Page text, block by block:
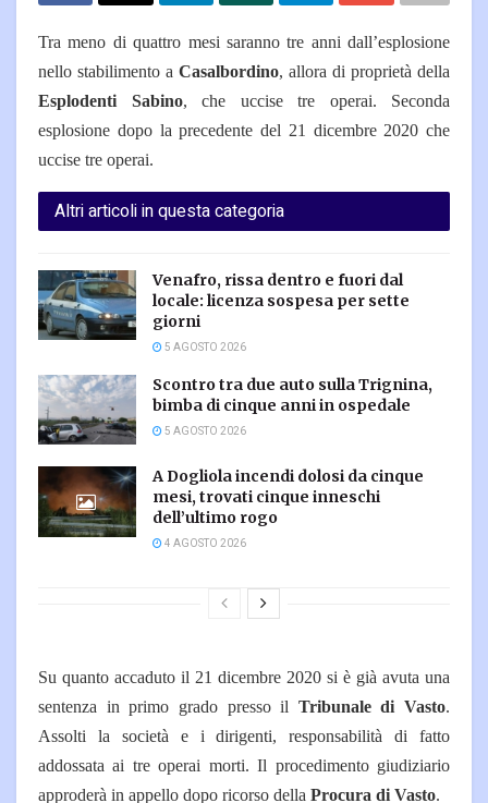
Tra meno di quattro mesi saranno tre anni dall’esplosione
nello stabilimento a Casalbordino, allora di proprietà della
Esplodenti Sabino, che uccise tre operai. Seconda
esplosione dopo la precedente del 21 dicembre 2020 che
uccise tre operai.
Altri articoli in questa categoria
Venafro, rissa dentro e fuori dal
locale: licenza sospesa per sette
giorni
5 AGOSTO 2026
Scontro tra due auto sulla Trignina,
bimba di cinque anni in ospedale
5 AGOSTO 2026
A Dogliola incendi dolosi da cinque
mesi, trovati cinque inneschi
dell’ultimo rogo
4 AGOSTO 2026
Su quanto accaduto il 21 dicembre 2020 si è già avuta una
sentenza in primo grado presso il Tribunale di Vasto.
Assolti la società e i dirigenti, responsabilità di fatto
addossata ai tre operai morti. Il procedimento giudiziario
approderà in appello dopo ricorso della Procura di Vasto.